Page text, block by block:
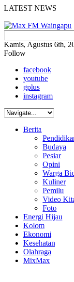
LATEST NEWS
Kamis, Agustus 6th,
Follow
facebook
youtube
gplus
instagram
Berita
Budaya
Pesiar
Opini
Warga
Kuliner
Pemilu
Video
Foto
Energi Hijau
Kolom
Ekonomi
Kesehatan
Olahraga
MixMax